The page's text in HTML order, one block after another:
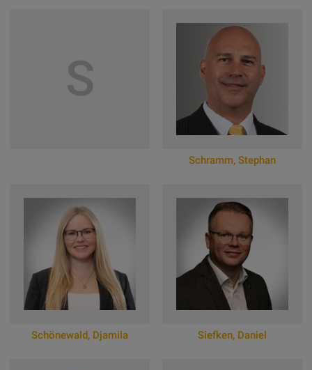
Zum Online-Profil
S
Zum Online-Profil
Schramm, Stephan
Schönewald, Djamila Siefken, Daniel